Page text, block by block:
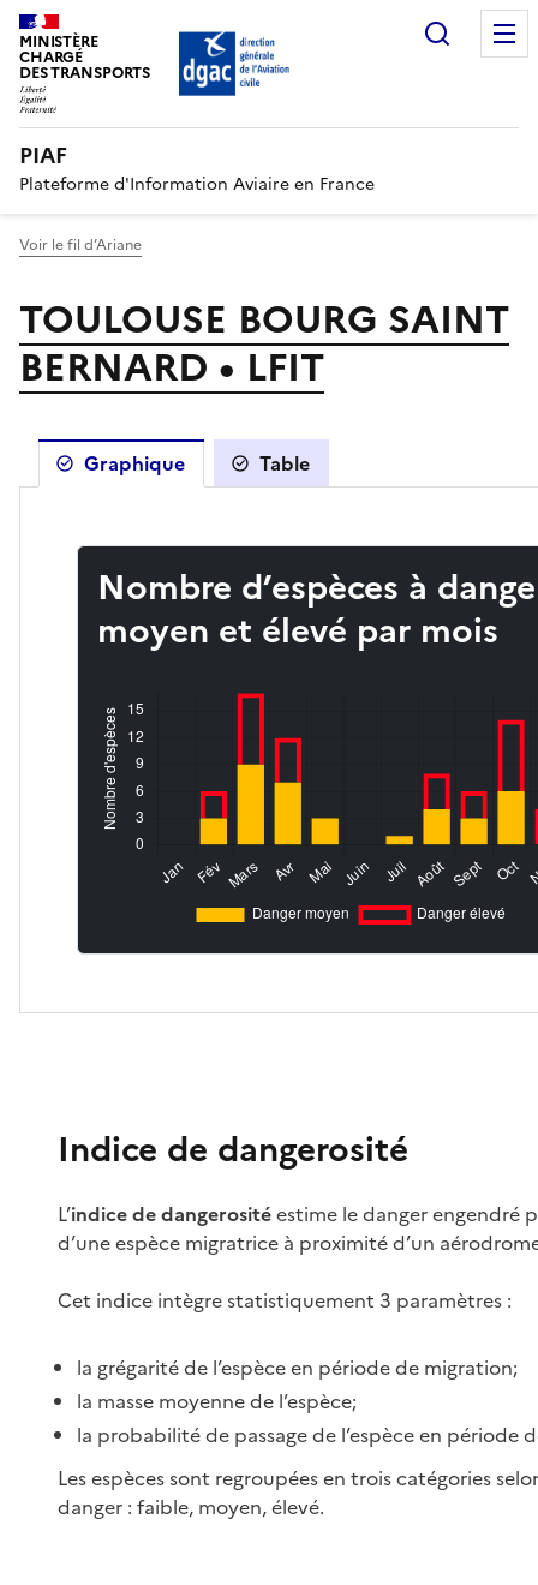
MINISTÈRE
CHARGÉ
DES TRANSPORTS
PIAF
Plateforme d'Information Aviaire en France
Voir le fil d’Ariane
TOULOUSE BOURG SAINT
BERNARD • LFIT
Graphique Table
Nombre d’espèces à
moyen et élevé par mois
Indice de dangerosité
L’indice de dangerositéestime le danger engendré
d’une espèce migratrice à proximité d’un
Cet indice intègre statistiquement 3 paramètres :
la grégarité de l’espèce en période de migration;
la masse moyenne de l’espèce;
la probabilité de passage de l’espèce en période
Les espèces sont regroupées en trois catégories
danger : faible, moyen, élevé.